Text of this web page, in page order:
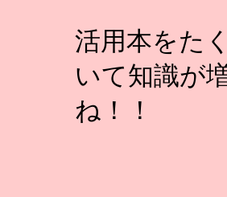
活用本をた
いて知識が
ね！！